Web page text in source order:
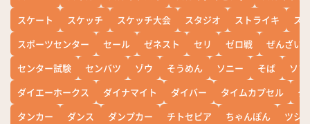
スケート
スケッチ スケッチ大会 スタジオ ストライキ
ス
スポーツセンター
セール ゼネスト セリ ゼロ戦
ぜんざい
センター試験
センバツ ゾウ そうめん ソニー そば
ソ
ダイエーホークス
ダイナマイト ダイバー タイムカプセル
タ
タンカー
ダンス ダンプカー チトセピア ちゃんぽん
ツシ